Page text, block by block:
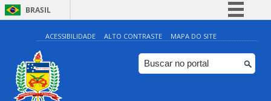
BRASIL
Simplifique!
Comunica BR
Participe
ACESSIBILIDADE ALTO CONTRASTE MAPA DO SITE